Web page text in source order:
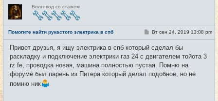
Н
е
в
с
е
т
и
Волговод со стажем
Помогите найти рукастого электрика в спб #1
С
б
щ
н
и
Вт сен 24, 2019 13:08 pm
Привет друзья, я ищу электрика в спб который сделал бы
раскладку и подключение электрики газ 24 с двигателем тойота 3
rz fe, проводка новая, машина полностью пустая. Помню на
форуме был парень из Питера который делал подобное, но не
помню ник